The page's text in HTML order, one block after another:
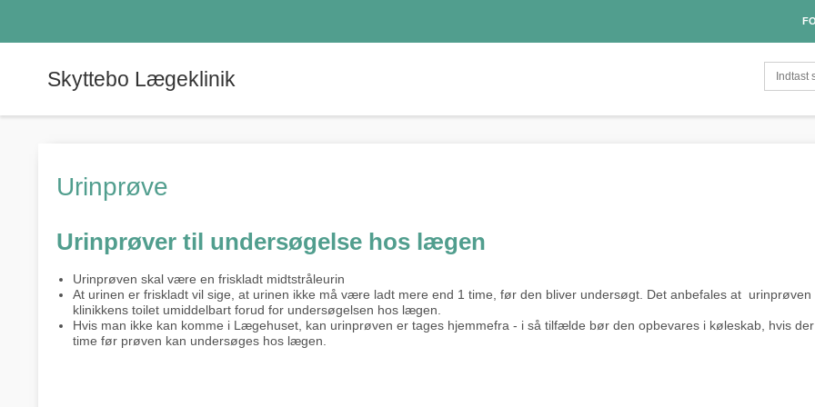
Skyttebo Lægeklinik
Urinprøve
Urinprøver til undersøgelse hos lægen
Urinprøven skal være en friskladt midtstråleurin
At urinen er friskladt vil sige, at urinen ikke må være ladt mere end 1 time, før den bliver undersøgt. Det anbefales at urinprøven
klinikkens toilet umiddelbart forud for undersøgelsen hos lægen.
Hvis man ikke kan komme i Lægehuset, kan urinprøven er tages hjemmefra - i så tilfælde bør den opbevares i køleskab, hvis
time før prøven kan undersøges hos lægen.